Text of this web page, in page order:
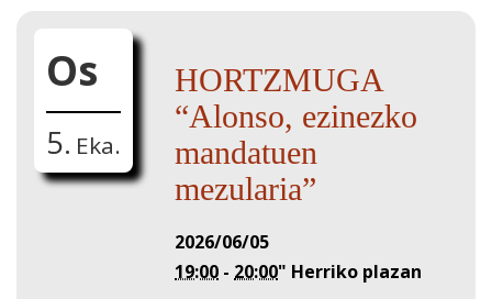
Os
5. Eka.
HORTZMUGA
“Alonso, ezinezko
mandatuen
mezularia”
2026/06/05
19:00 - 20:00" Herriko plazan